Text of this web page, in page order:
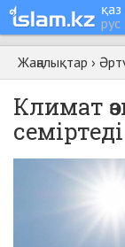
қаз
рус
Жаңалықтар ›
Климат
семіртеді